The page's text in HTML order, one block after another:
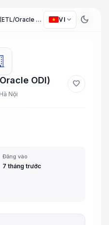
Data Engineer (ETL/Oracle ODI) VIexpand_more dark_mode
ODI)
Nội
favorite
Đăng vào
7 tháng trước